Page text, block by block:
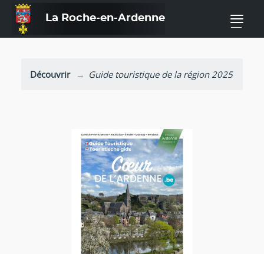
La Roche-en-Ardenne —
Découvrir Guide touristique de la région 2025